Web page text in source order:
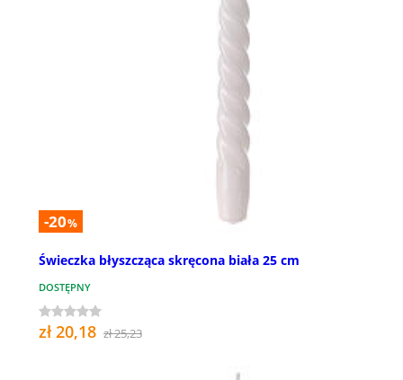
-20%
Świeczka błyszcząca skręcona biała 25 cm
DOSTĘPNY
zł 20,18 zł 25,23